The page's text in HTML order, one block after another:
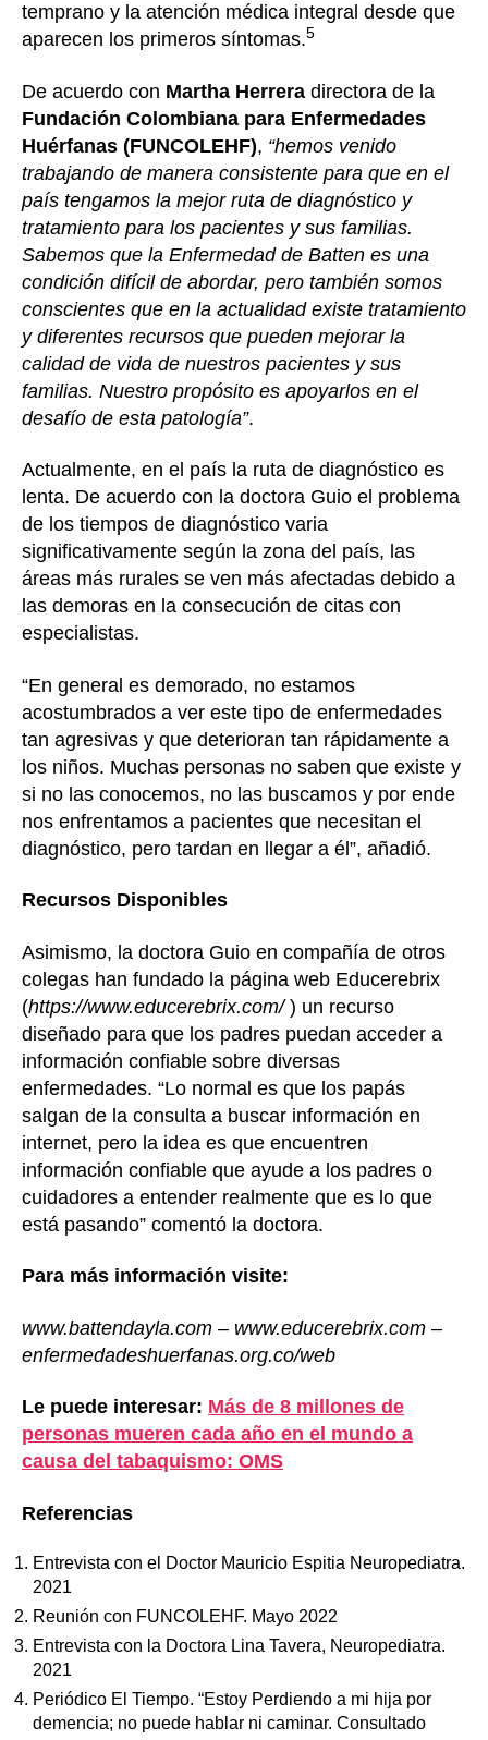
temprano y la atención médica integral desde que
aparecen los primeros síntomas.5
De acuerdo con Martha Herrera directora de la
Fundación Colombiana para Enfermedades
Huérfanas (FUNCOLEHF), “hemos venido
trabajando de manera consistente para que en el
país tengamos la mejor ruta de diagnóstico y
tratamiento para los pacientes y sus familias.
Sabemos que la Enfermedad de Batten es una
condición difícil de abordar, pero también somos
conscientes que en la actualidad existe tratamiento
y diferentes recursos que pueden mejorar la
calidad de vida de nuestros pacientes y sus
familias. Nuestro propósito es apoyarlos en el
desafío de esta patología”.
Actualmente, en el país la ruta de diagnóstico es
lenta. De acuerdo con la doctora Guio el problema
de los tiempos de diagnóstico varia
significativamente según la zona del país, las
áreas más rurales se ven más afectadas debido a
las demoras en la consecución de citas con
especialistas.
“En general es demorado, no estamos
acostumbrados a ver este tipo de enfermedades
tan agresivas y que deterioran tan rápidamente a
los niños. Muchas personas no saben que existe y
si no las conocemos, no las buscamos y por ende
nos enfrentamos a pacientes que necesitan el
diagnóstico, pero tardan en llegar a él”, añadió.
Recursos Disponibles
Asimismo, la doctora Guio en compañía de otros
colegas han fundado la página web Educerebrix
(https://www.educerebrix.com/) un recurso
diseñado para que los padres puedan acceder a
información confiable sobre diversas
enfermedades. “Lo normal es que los papás
salgan de la consulta a buscar información en
internet, pero la idea es que encuentren
información confiable que ayude a los padres o
cuidadores a entender realmente que es lo que
está pasando” comentó la doctora.
Para más información visite:
www.battendayla.com – www.educerebrix.com –
enfermedadeshuerfanas.org.co/web
Le puede interesar: Más de 8 millones de
personas mueren cada año en el mundo a
causa del tabaquismo: OMS
Referencias
Entrevista con el Doctor Mauricio Espitia Neuropediatra.
2021
Reunión con FUNCOLEHF. Mayo 2022
Entrevista con la Doctora Lina Tavera, Neuropediatra.
2021
Periódico El Tiempo. “Estoy Perdiendo a mi hija por
demencia; no puede hablar ni caminar. Consultado